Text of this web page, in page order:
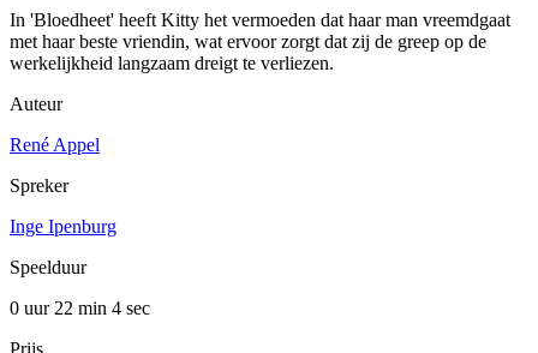
In 'Bloedheet' heeft Kitty het vermoeden dat haar man vreemdgaat
met haar beste vriendin, wat ervoor zorgt dat zij de greep op de
werkelijkheid langzaam dreigt te verliezen.
Auteur
René Appel
Spreker
Inge Ipenburg
Speelduur
0 uur 22 min 4 sec
Prijs